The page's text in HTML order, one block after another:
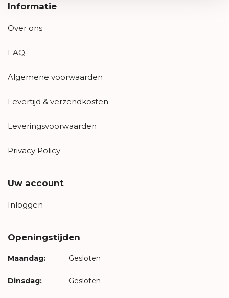
Informatie
Over ons
FAQ
Algemene voorwaarden
Levertijd & verzendkosten
Leveringsvoorwaarden
Privacy Policy
Uw account
Inloggen
Openingstijden
Maandag: Gesloten
Dinsdag: Gesloten